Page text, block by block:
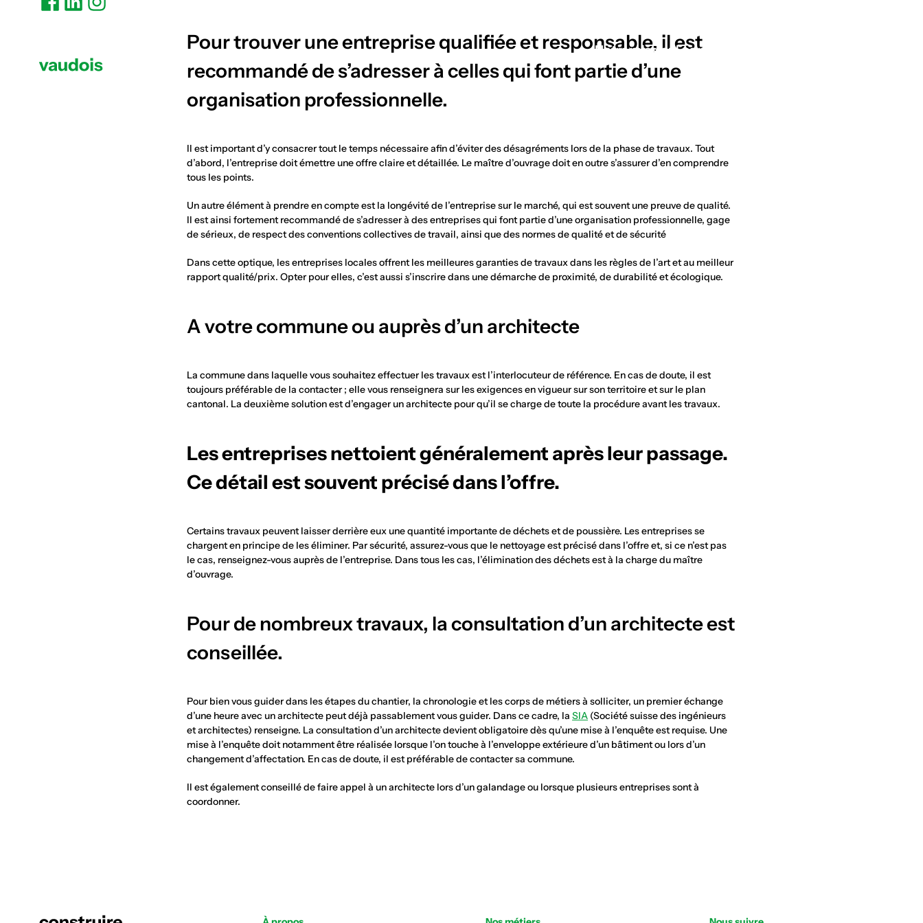
Notre missionLes métiers
Pour trouver une entreprise qualifiée et responsable, il est
recommandé de s’adresser à celles qui font partie d’une
organisation professionnelle.
Il est important d’y consacrer tout le temps nécessaire afin d’éviter des désagréments lors de la phase de travaux. Tout
d’abord, l’entreprise doit émettre une offre claire et détaillée. Le maître d’ouvrage doit en outre s’assurer d’en comprendre
tous les points.
Un autre élément à prendre en compte est la longévité de l’entreprise sur le marché, qui est souvent une preuve de qualité.
Il est ainsi fortement recommandé de s’adresser à des entreprises qui font partie d’une organisation professionnelle, gage
de sérieux, de respect des conventions collectives de travail, ainsi que des normes de qualité et de sécurité
Dans cette optique, les entreprises locales offrent les meilleures garanties de travaux dans les règles de l’art et au meilleur
rapport qualité/prix. Opter pour elles, c’est aussi s’inscrire dans une démarche de proximité, de durabilité et écologique.
A votre commune ou auprès d’un architecte
La commune dans laquelle vous souhaitez effectuer les travaux est l’interlocuteur de référence. En cas de doute, il est
toujours préférable de la contacter ; elle vous renseignera sur les exigences en vigueur sur son territoire et sur le plan
cantonal. La deuxième solution est d’engager un architecte pour qu’il se charge de toute la procédure avant les travaux.
Les entreprises nettoient généralement après leur passage.
Ce détail est souvent précisé dans l’offre.
Certains travaux peuvent laisser derrière eux une quantité importante de déchets et de poussière. Les entreprises se
chargent en principe de les éliminer. Par sécurité, assurez-vous que le nettoyage est précisé dans l’offre et, si ce n’est pas
le cas, renseignez-vous auprès de l’entreprise. Dans tous les cas, l’élimination des déchets est à la charge du maître
d’ouvrage.
Pour de nombreux travaux, la consultation d’un architecte est
conseillée.
Pour bien vous guider dans les étapes du chantier, la chronologie et les corps de métiers à solliciter, un premier échange
d’une heure avec un architecte peut déjà passablement vous guider. Dans ce cadre, la SIA (Société suisse des ingénieurs
et architectes) renseigne. La consultation d’un architecte devient obligatoire dès qu’une mise à l’enquête est requise. Une
mise à l’enquête doit notamment être réalisée lorsque l’on touche à l’enveloppe extérieure d’un bâtiment ou lors d’un
changement d’affectation. En cas de doute, il est préférable de contacter sa commune.
Il est également conseillé de faire appel à un architecte lors d’un galandage ou lorsque plusieurs entreprises sont à
coordonner.